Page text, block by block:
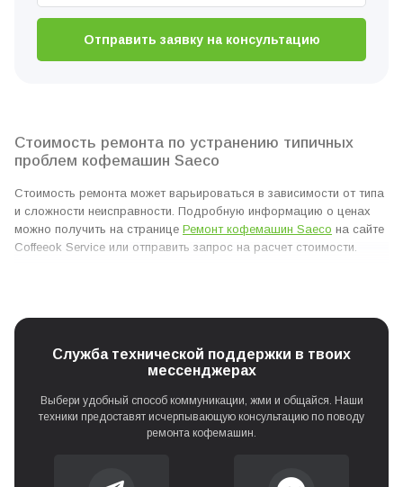
Отправить заявку на консультацию
Стоимость ремонта по устранению типичных
проблем кофемашин Saeco
Стоимость ремонта может варьироваться в зависимости от типа
и сложности неисправности. Подробную информацию о ценах
можно получить на странице Ремонт кофемашин Saeco на сайте
Coffeeok Service или отправить запрос на расчет стоимости.
Служба технической поддержки в твоих
мессенджерах
Выбери удобный способ коммуникации, жми и общайся. Наши
техники предоставят исчерпывающую консультацию по поводу
ремонта кофемашин.